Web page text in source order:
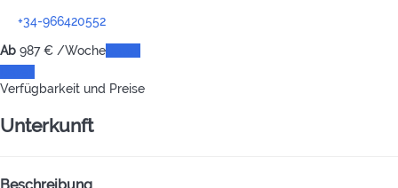
+34-966420552
Ab 987€ /Woche
Verfügbarkeit und Preise
Unterkunft